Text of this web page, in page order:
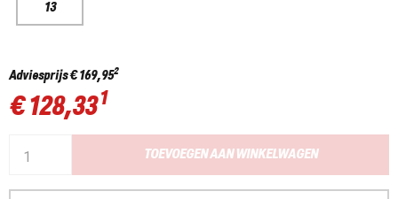
13
Adviesprijs€ 169,952
€ 128,331
TOEVOEGEN AAN WINKELWAGEN